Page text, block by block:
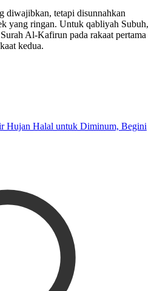
diwajibkan, tetapi disunnahkan
yang ringan. Untuk qabliyah Subuh,
Al-Kafirun pada rakaat pertama
kedua.